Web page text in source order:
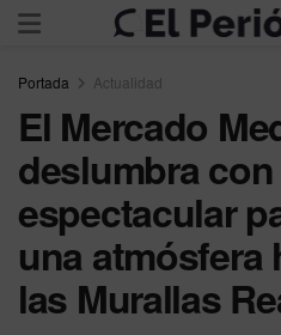
Portada Actualidad
El Mercado
deslumbra
espectacular
una atmósfera
las Murallas